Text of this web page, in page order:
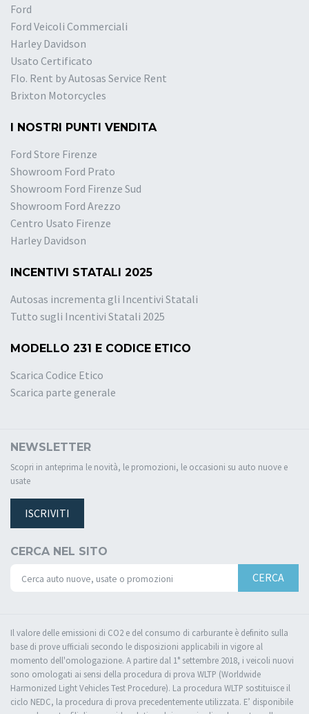
Ford
Ford Veicoli Commerciali
Harley Davidson
Usato Certificato
Flo. Rent by Autosas Service Rent
Brixton Motorcycles
I NOSTRI PUNTI VENDITA
Ford Store Firenze
Showroom Ford Prato
Showroom Ford Firenze Sud
Showroom Ford Arezzo
Centro Usato Firenze
Harley Davidson
INCENTIVI STATALI 2025
Autosas incrementa gli Incentivi Statali
Tutto sugli Incentivi Statali 2025
MODELLO 231 E CODICE ETICO
Scarica Codice Etico
Scarica parte generale
NEWSLETTER
Scopri in anteprima le novità, le promozioni, le occasioni su auto nuove e
usate
ISCRIVITI
CERCA NEL SITO
CERCA
Il valore delle emissioni di CO2 e del consumo di carburante è definito sulla
base di prove ufficiali secondo le disposizioni applicabili in vigore al
momento dell'omologazione. A partire dal 1° settembre 2018, i veicoli nuovi
sono omologati ai sensi della procedura di prova WLTP (Worldwide
Harmonized Light Vehicles Test Procedure). La procedura WLTP sostituisce il
ciclo NEDC, la procedura di prova precedentemente utilizzata. E’ disponibile